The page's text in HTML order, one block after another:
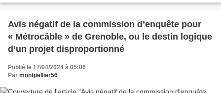
Avis négatif de la commission d’enquête pour
« Métrocâble » de Grenoble, ou le destin logique
d’un projet disproportionné
Publié le 17/04/2024 à 05:06
Par montpellier56